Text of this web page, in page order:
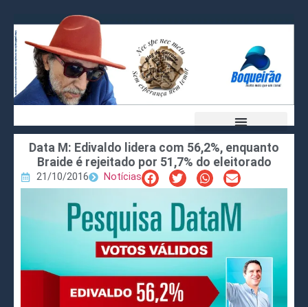
Data M: Edivaldo lidera com 56,2%, enquanto
Braide é rejeitado por 51,7% do eleitorado
21/10/2016 Notícias